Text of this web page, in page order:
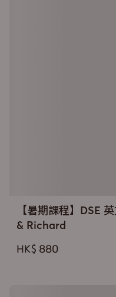
【暑期課程】DSE
& Richard
HK$ 880